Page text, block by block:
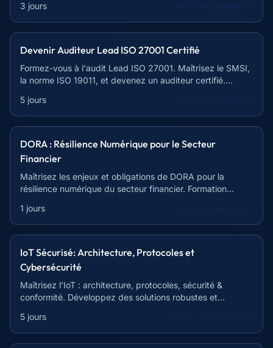
3 jours
Devenir Auditeur Lead ISO 27001 Certifié
Formez-vous à l'audit Lead ISO 27001. Maîtrisez le SMSI,
la norme ISO 19011, et devenez un auditeur certifié.
5 jours
DORA : Résilience Numérique pour le Secteur
Financier
Maîtrisez les enjeux et obligations de DORA pour la
résilience numérique du secteur financier. Formation
1 jours
IoT Sécurisé: Architecture, Protocoles et
Cybersécurité
Maîtrisez l'IoT : architecture, protocoles, sécurité &
conformité. Développez des solutions robustes et
5 jours